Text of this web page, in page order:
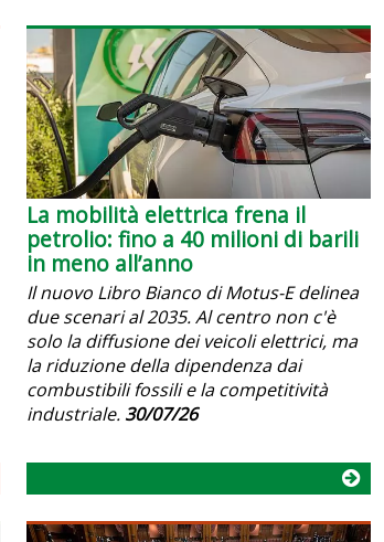
La mobilità elettrica frena il
petrolio: fino a 40 milioni di barili
in meno all’anno
Il nuovo Libro Bianco di Motus-E delinea
due scenari al 2035. Al centro non c'è
solo la diffusione dei veicoli elettrici, ma
la riduzione della dipendenza dai
combustibili fossili e la competitività
industriale. 30/07/26